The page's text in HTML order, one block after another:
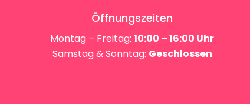
Öffnungszeiten
Montag – Freitag: 10:00 – 16:00 Uhr
Samstag & Sonntag: Geschlossen